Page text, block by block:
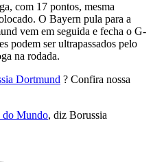
com 17 pontos, mesma
O Bayern pula para a
vem em seguida e fecha o G-
podem ser ultrapassados pelo
na rodada.
Dortmund ? Confira nossa
do Mundo, diz Borussia